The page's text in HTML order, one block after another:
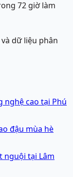
72 giờ làm
dữ liệu phân
nghệ cao tại Phú
đậu mùa hè
nguội tại Lâm